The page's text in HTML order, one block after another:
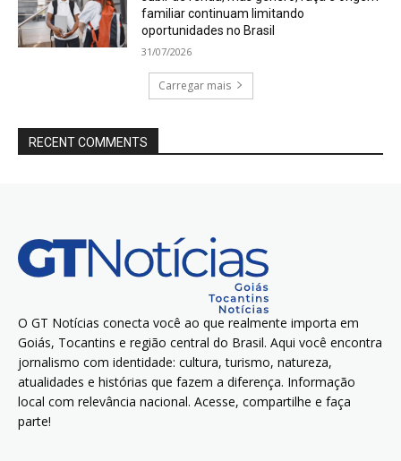
familiar continuam limitando
oportunidades no Brasil
31/07/2026
Carregar mais
RECENT COMMENTS
O GT Notícias conecta você ao que realmente importa em
Goiás, Tocantins e região central do Brasil. Aqui você encontra
jornalismo com identidade: cultura, turismo, natureza,
atualidades e histórias que fazem a diferença. Informação
local com relevância nacional. Acesse, compartilhe e faça
parte!